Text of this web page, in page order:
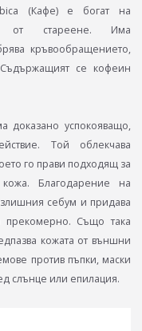
(Кафе) е богат на
от стареене. Има
кръвообращението,
се кофеин
доказано успокояващо,
Той облекчава
го прави подходящ за
Благодарение на
себум и придава
Също така
кожата от външни
против пъпки, маски
слънце или епилация.